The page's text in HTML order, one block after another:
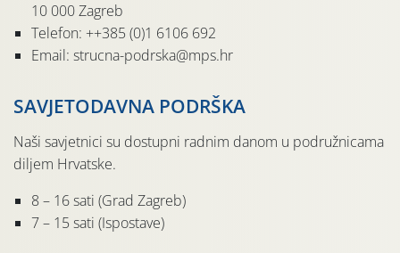
10 000 Zagreb
Telefon: ++385 (0)1 6106 692
Email: strucna-podrska@mps.hr
SAVJETODAVNA PODRŠKA
Naši savjetnici su dostupni radnim danom u podružnicama
diljem Hrvatske.
8 – 16 sati (Grad Zagreb)
7 – 15 sati (Ispostave)